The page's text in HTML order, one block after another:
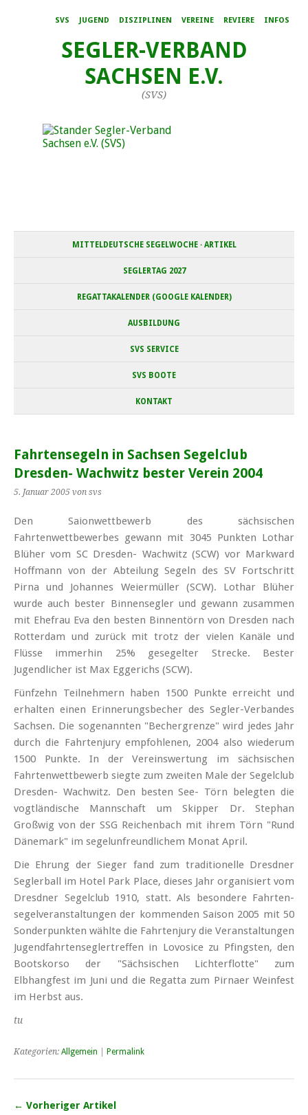
SVS JUGEND DISZIPLINEN VEREINE REVIERE INFOS
SEGLER-VERBAND
SACHSEN E.V.
(SVS)
MITTELDEUTSCHE SEGELWOCHE · ARTIKEL
SEGLERTAG 2027
REGATTAKALENDER (GOOGLE KALENDER)
AUSBILDUNG
SVS SERVICE
SVS BOOTE
KONTAKT
Fahrtensegeln in Sachsen Segelclub
Dresden- Wachwitz bester Verein 2004
5. Januar 2005 von svs
Den Saionwettbewerb des sächsischen
Fahrtenwettbewerbes gewann mit 3045 Punkten Lothar
Blüher vom SC Dresden- Wachwitz (SCW) vor Markward
Hoffmann von der Abteilung Segeln des SV Fortschritt
Pirna und Johannes Weiermüller (SCW). Lothar Blüher
wurde auch bester Binnensegler und gewann zusammen
mit Ehefrau Eva den besten Binnentörn von Dresden nach
Rotterdam und zurück mit trotz der vielen Kanäle und
Flüsse immerhin 25% gesegelter Strecke. Bester
Jugendlicher ist Max Eggerichs (SCW).
Fünfzehn Teilnehmern haben 1500 Punkte erreicht und
erhalten einen Erinnerungs­becher des Segler-Verbandes
Sachsen. Die sogenannten "Bechergrenze" wird jedes Jahr
durch die Fahrtenjury empfohlenen, 2004 also wiederum
1500 Punkte. In der Vereinswertung im sächsischen
Fahrtenwettbewerb siegte zum zweiten Male der Segelclub
Dresden- Wachwitz. Den besten See- Törn belegten die
vogtländische Mannschaft um Skipper Dr. Stephan
Großwig von der SSG Reichenbach mit ihrem Törn "Rund
Dänemark" im segelunfreundlichem Monat April.
Die Ehrung der Sieger fand zum traditionelle Dresdner
Seglerball im Hotel Park Place, dieses Jahr organisiert vom
Dresdner Segelclub 1910, statt. Als besondere Fahrten­
segel­veranstaltungen der kommenden Saison 2005 mit 50
Sonderpunkten wählte die Fahrtenjury die Veranstaltungen
Jugend­fahrten­seglertreffen in Lovosice zu Pfingsten, den
Bootskorso der "Sächsischen Lichterflotte" zum
Elbhangfest im Juni und die Regatta zum Pirnaer Weinfest
im Herbst aus.
tu
Kategorien: Allgemein Permalink
← Vorheriger Artikel